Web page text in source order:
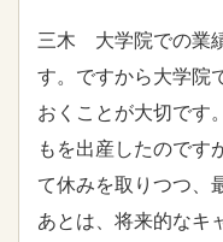
三木 大学院での業
す。ですから大学院
おくことが大切です
もを出産したのです
て休みを取りつつ、
あとは、将来的なキ